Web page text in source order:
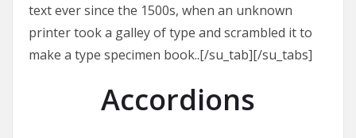
text ever since the 1500s, when an unknown
printer took a galley of type and scrambled it to
make a type specimen book..[/su_tab][/su_tabs]
Accordions